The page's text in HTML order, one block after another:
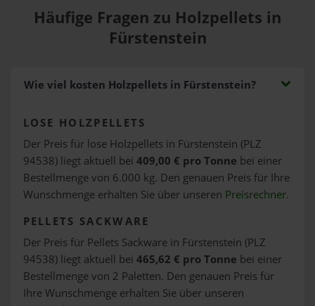
Häufige Fragen zu Holzpellets in
Fürstenstein
Wie viel kosten Holzpellets in Fürstenstein?
LOSE HOLZPELLETS
Der Preis für lose Holzpellets in Fürstenstein (PLZ
94538) liegt aktuell bei 409,00 € pro Tonne bei einer
Bestellmenge von 6.000 kg. Den genauen Preis für Ihre
Wunschmenge erhalten Sie über unseren Preisrechner.
PELLETS SACKWARE
Der Preis für Pellets Sackware in Fürstenstein (PLZ
94538) liegt aktuell bei 465,62 € pro Tonne bei einer
Bestellmenge von 2 Paletten. Den genauen Preis für
Ihre Wunschmenge erhalten Sie über unseren